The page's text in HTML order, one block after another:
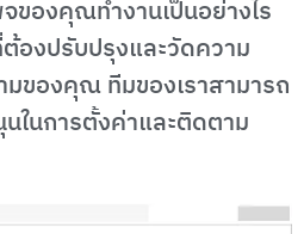
จของคุณทำงานเป็นอย่างไร
องปรับปรุงและวัดความ
ของคุณ ทีมของเราสามารถ
ในการตั้งค่าและติดตาม